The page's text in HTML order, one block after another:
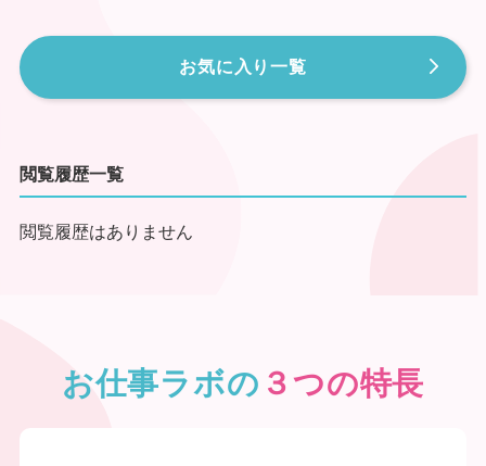
参照：「平成26年（2014年）医師・歯科医師・薬剤師
「地域医療情報システム」
お気に入り一覧
閲覧履歴一覧
閲覧履歴はありません
お仕事ラボの ３つの特長